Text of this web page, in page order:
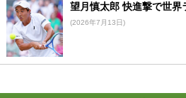
望月慎太郎 快進撃で世界
(2026年7月13日)